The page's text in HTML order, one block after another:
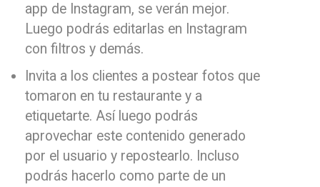
app de Instagram, se verán mejor.
Luego podrás editarlas en Instagram
con filtros y demás.
Invita a los clientes a postear fotos que
tomaron en tu restaurante y a
etiquetarte. Así luego podrás
aprovechar este contenido generado
por el usuario y repostearlo. Incluso
podrás hacerlo como parte de un